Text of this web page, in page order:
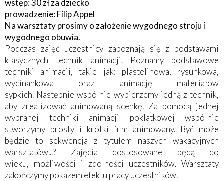
wstęp: 30 zł za dziecko
prowadzenie: Filip Appel
Na warsztaty prosimy o założenie wygodnego stroju i
wygodnego obuwia.
Podczas zajęć uczestnicy zapoznają się z podstawami
klasycznych technik animacji. Poznamy podstawowe
techniki animacji, takie jak: plastelinowa, rysunkowa,
wycinankowa oraz animację materiałów
sypkich. Następnie wspólnie wybierzemy jedną z technik,
aby zrealizować animowaną scenkę. Za pomocą jednej
wybranej techniki animacji poklatkowej wspólnie
stworzymy prosty i krótki film animowany. Być może
będzie to sekwencja z tytułem naszych wakacyjnych
warsztatów...? Zajęcia dostosowane będą do
wieku, możliwości i zdolności uczestników. Warsztaty
zakończymy pokazem efektu pracy uczestników.